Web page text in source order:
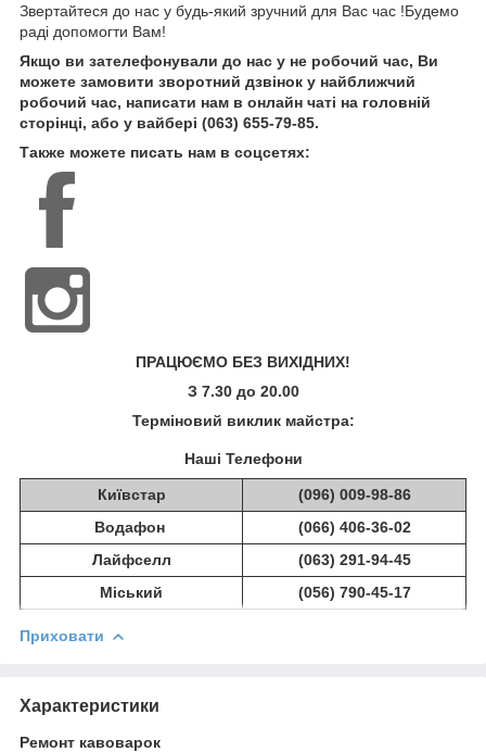
Звертайтеся до нас у будь-який зручний для Вас час !Будемо
раді допомогти Вам!
Якщо ви зателефонували до нас у не робочий час, Ви
можете замовити зворотний дзвінок у найближчий
робочий час, написати нам в онлайн чаті на головній
сторінці, або у вайбері (063) 655-79-85.
Также можете писать нам в соцсетях:
ПРАЦЮЄМО БЕЗ ВИХІДНИХ!
З 7.30 до 20.00
Терміновий виклик майстра:
Наші Телефони
Київстар
(096) 009-98-86
Водафон
(066) 406-36-02
Лайфселл
(063) 291-94-45
Міський
(056) 790-45-17
Приховати
Характеристики
Ремонт кавоварок